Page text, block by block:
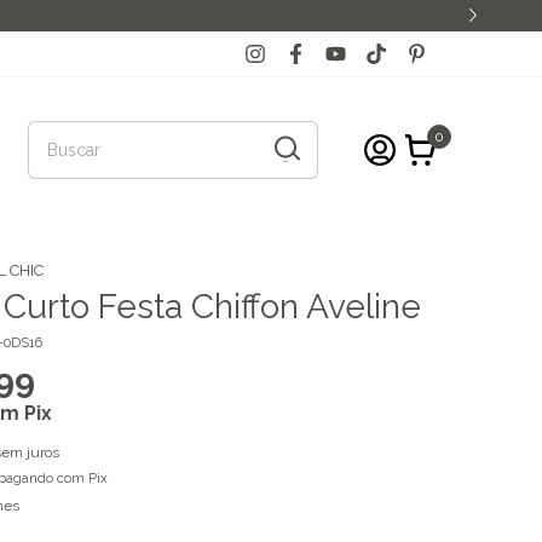
0
CHIC
Festa Chiffon Aveline
0DS16
Pix
juros
com Pix